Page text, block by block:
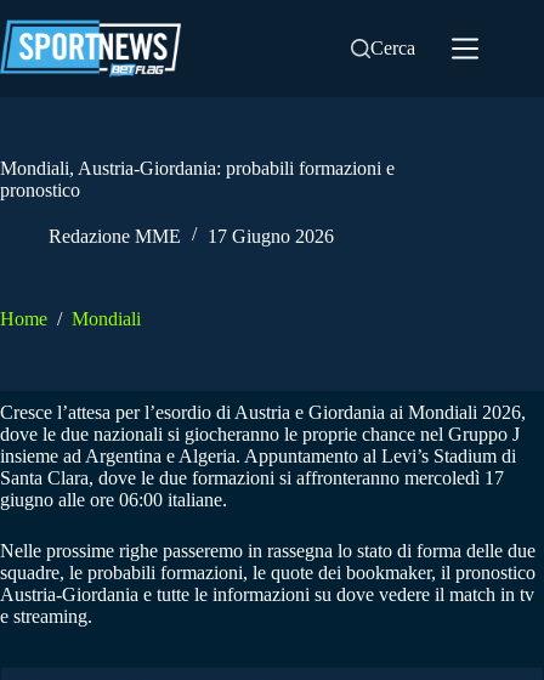
al
contenuto
Cerca
Mondiali, Austria-Giordania: probabili formazioni e
pronostico
Redazione MME 17 Giugno 2026
Home / Mondiali
Cresce l’attesa per l’esordio di Austria e Giordania ai Mondiali 2026,
dove le due nazionali si giocheranno le proprie chance nel Gruppo J
insieme ad Argentina e Algeria. Appuntamento al Levi’s Stadium di
Santa Clara, dove le due formazioni si affronteranno mercoledì 17
giugno alle ore 06:00 italiane.
Nelle prossime righe passeremo in rassegna lo stato di forma delle due
squadre, le probabili formazioni, le quote dei bookmaker, il pronostico
Austria-Giordania e tutte le informazioni su dove vedere il match in tv
e streaming.